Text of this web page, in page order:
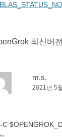
최신버
m.s.
2021년 5
C